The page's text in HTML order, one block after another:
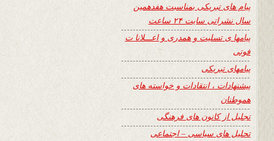
پیام های تبریکی بمناسبت هفدهمین
سال نشراتی سایت ۲۴ ساعت
پیامها ی تسلیت و همدری و اعـــلانا ت
فوتی
پیامهای تبریکی
پیشنهادات ، انتقادات و خواسته های
هموطنان
تجلیل از کانون های فرهنگی
تحلیل های سیاسی – اجتماعی